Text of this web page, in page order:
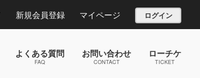
新規会員登録 マイページ ログイン
よくある質問
FAQ
お問い合わせ
CONTACT
ローチケ
TICKET